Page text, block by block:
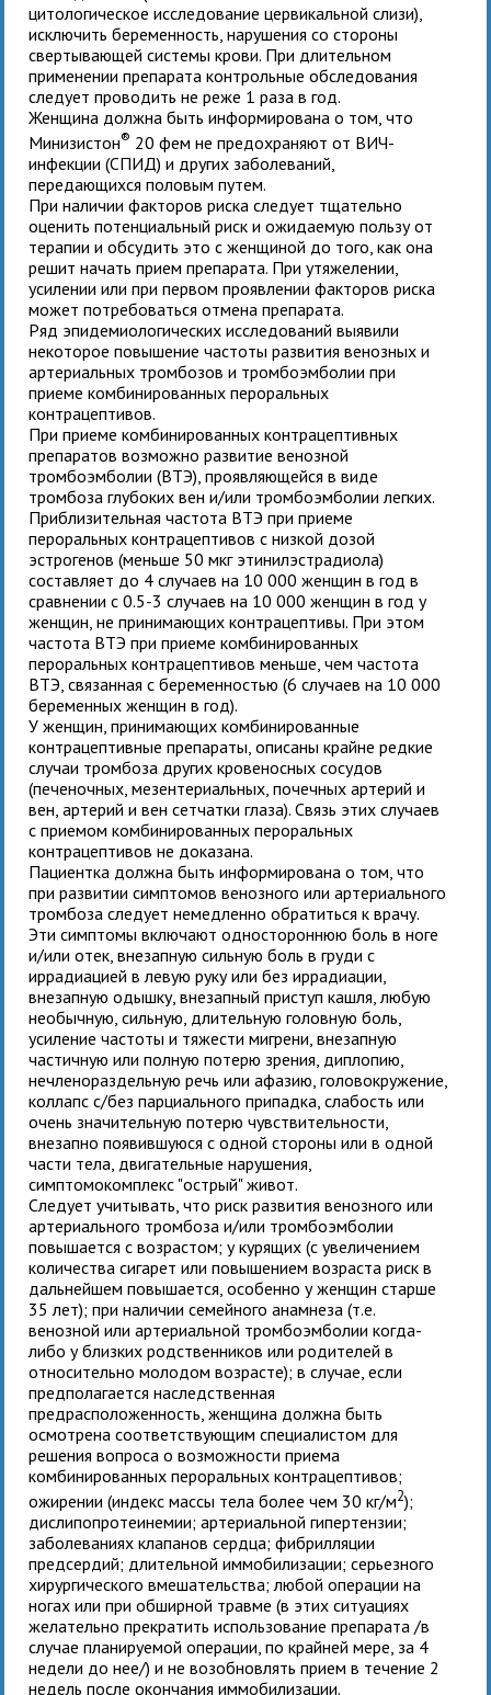
цитологическое исследование цервикальной слизи),
исключить беременность, нарушения со стороны
свертывающей системы крови. При длительном
применении препарата контрольные обследования
следует проводить не реже 1 раза в год.
Женщина должна быть информирована о том, что
Минизистон® 20 фем не предохраняют от ВИЧ-
инфекции (СПИД) и других заболеваний,
передающихся половым путем.
При наличии факторов риска следует тщательно
оценить потенциальный риск и ожидаемую пользу от
терапии и обсудить это с женщиной до того, как она
решит начать прием препарата. При утяжелении,
усилении или при первом проявлении факторов риска
может потребоваться отмена препарата.
Ряд эпидемиологических исследований выявили
некоторое повышение частоты развития венозных и
артериальных тромбозов и тромбоэмболии при
приеме комбинированных пероральных
контрацептивов.
При приеме комбинированных контрацептивных
препаратов возможно развитие венозной
тромбоэмболии (ВТЭ), проявляющейся в виде
тромбоза глубоких вен и/или тромбоэмболии легких.
Приблизительная частота ВТЭ при приеме
пероральных контрацептивов с низкой дозой
эстрогенов (меньше 50 мкг этинилэстрадиола)
составляет до 4 случаев на 10 000 женщин в год в
сравнении с 0.5-3 случаев на 10 000 женщин в год у
женщин, не принимающих контрацептивы. При этом
частота ВТЭ при приеме комбинированных
пероральных контрацептивов меньше, чем частота
ВТЭ, связанная с беременностью (6 случаев на 10 000
беременных женщин в год).
У женщин, принимающих комбинированные
контрацептивные препараты, описаны крайне редкие
случаи тромбоза других кровеносных сосудов
(печеночных, мезентериальных, почечных артерий и
вен, артерий и вен сетчатки глаза). Связь этих случаев
с приемом комбинированных пероральных
контрацептивов не доказана.
Пациентка должна быть информирована о том, что
при развитии симптомов венозного или артериального
тромбоза следует немедленно обратиться к врачу.
Эти симптомы включают одностороннюю боль в ноге
и/или отек, внезапную сильную боль в груди с
иррадиацией в левую руку или без иррадиации,
внезапную одышку, внезапный приступ кашля, любую
необычную, сильную, длительную головную боль,
усиление частоты и тяжести мигрени, внезапную
частичную или полную потерю зрения, диплопию,
нечленораздельную речь или афазию, головокружение,
коллапс с/без парциального припадка, слабость или
очень значительную потерю чувствительности,
внезапно появившуюся с одной стороны или в одной
части тела, двигательные нарушения,
симптомокомплекс "острый" живот.
Следует учитывать, что риск развития венозного или
артериального тромбоза и/или тромбоэмболии
повышается с возрастом; у курящих (с увеличением
количества сигарет или повышением возраста риск в
дальнейшем повышается, особенно у женщин старше
35 лет); при наличии семейного анамнеза (т.е.
венозной или артериальной тромбоэмболии когда-
либо у близких родственников или родителей в
относительно молодом возрасте); в случае, если
предполагается наследственная
предрасположенность, женщина должна быть
осмотрена соответствующим специалистом для
решения вопроса о возможности приема
комбинированных пероральных контрацептивов;
ожирении (индекс массы тела более чем 30 кг/м2);
дислипопротеинемии; артериальной гипертензии;
заболеваниях клапанов сердца; фибрилляции
предсердий; длительной иммобилизации; серьезного
хирургического вмешательства; любой операции на
ногах или при обширной травме (в этих ситуациях
желательно прекратить использование препарата /в
случае планируемой операции, по крайней мере, за 4
недели до нее/) и не возобновлять прием в течение 2
недель после окончания иммобилизации.